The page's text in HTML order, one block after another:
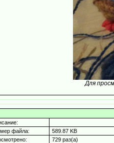
Для
файла:
589.87 KB
729 раз(а)